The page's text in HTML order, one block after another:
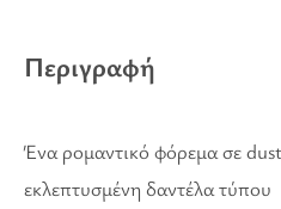
Περιγραφή
Ένα ρομαντικό φόρεμα σε
εκλεπτυσμένη δαντέλα τύπου